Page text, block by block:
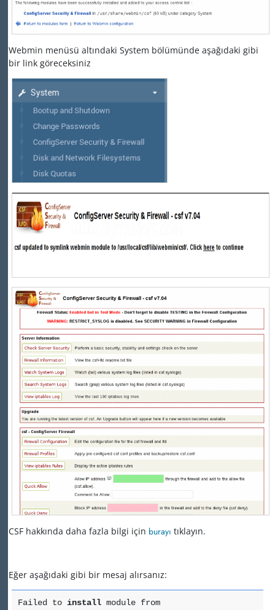
Webmin menüsü altındaki System bölümünde aşağıdaki gibi
bir link göreceksiniz
CSF hakkında daha fazla bilgi için burayı tıklayın.
Eğer aşağıdaki gibi bir mesaj alırsanız:
Failed to install module from